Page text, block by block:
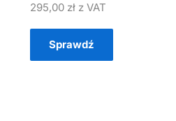
295,00 zł z VAT
Sprawdź